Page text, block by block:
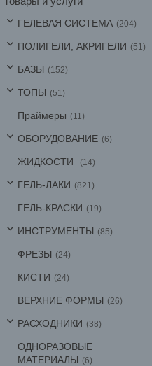
ГЕЛЕВАЯ СИСТЕМА 204
ПОЛИГЕЛИ, АКРИГЕЛИ 51
БАЗЫ 152
ТОПЫ 51
Праймеры 11
ОБОРУДОВАНИЕ 6
ЖИДКОСТИ 14
ГЕЛЬ-ЛАКИ 821
ГЕЛЬ-КРАСКИ 19
ИНСТРУМЕНТЫ 85
ФРЕЗЫ 24
КИСТИ 24
ВЕРХНИЕ ФОРМЫ 26
РАСХОДНИКИ 38
ОДНОРАЗОВЫЕ
МАТЕРИАЛЫ
6